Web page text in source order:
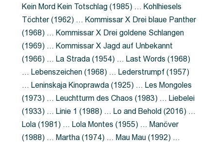
Kein Mord Kein Totschlag (1985) … Kohlhiesels
Töchter (1962) … Kommissar X Drei blaue Panther
(1968) … Kommissar X Drei goldene Schlangen
(1969) … Kommissar X Jagd auf Unbekannt
(1966) … La Strada (1954) … Last Words (1968)
… Lebenszeichen (1968) … Lederstrumpf (1957)
… Leninskaja Kinoprawda (1925) … Les Mongoles
(1973) … Leuchtturm des Chaos (1983) … Liebelei
(1933) … Linie 1 (1988) … Lo and Behold (2016) …
Lola (1981) … Lola Montes (1955) … Manöver
(1988) … Martha (1974) … Mau Mau (1992) …